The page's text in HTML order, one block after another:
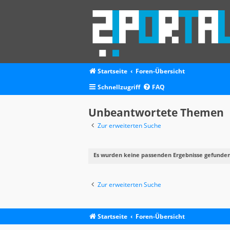
Startseite
Foren-Übersicht
Schnellzugriff
FAQ
Unbeantwortete Themen
Zur erweiterten Suche
Es wurden keine passenden Ergebnisse
Zur erweiterten Suche
Startseite Foren-Übersicht